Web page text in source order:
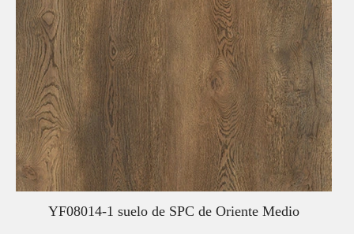
YF08014-1 suelo de SPC de Oriente Medio